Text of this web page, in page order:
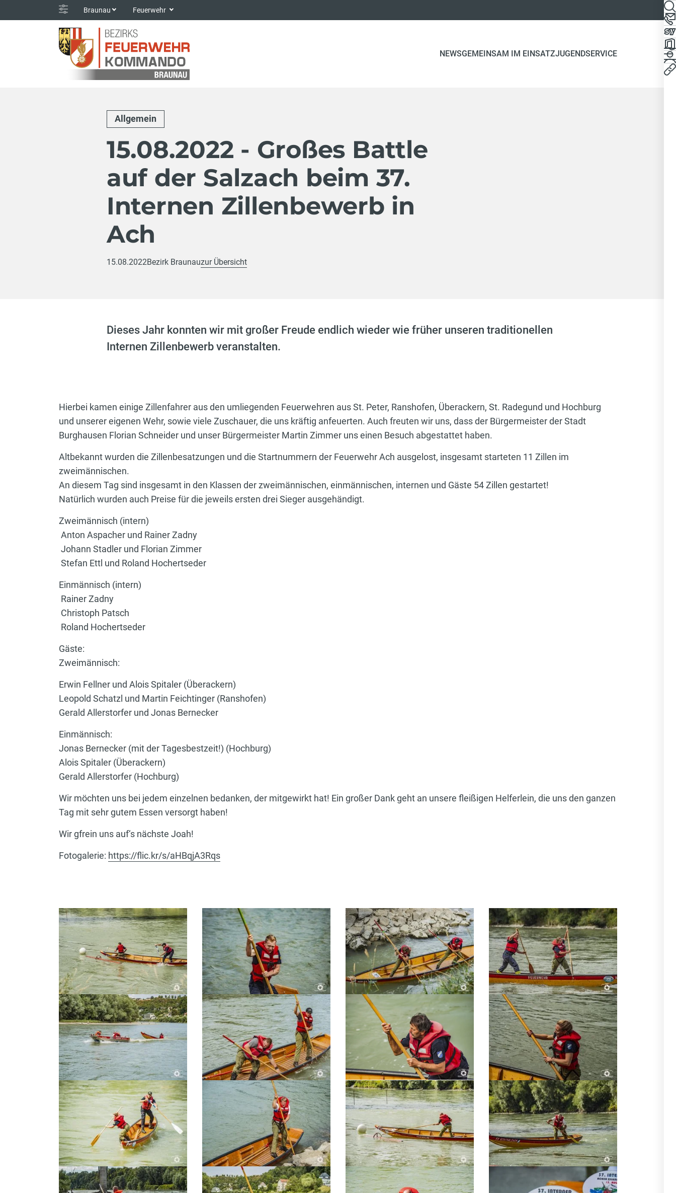
Braunau Feuerwehr
NEWSGEMEINSAM IM EINSATZJUGENDSERVICE
Allgemein
15.08.2022 - Großes Battle
auf der Salzach beim 37.
Internen Zillenbewerb in
Ach
15.08.2022Bezirk Braunauzur Übersicht
Dieses Jahr konnten wir mit großer Freude endlich wieder wie früher unseren traditionellen
Internen Zillenbewerb veranstalten.
Hierbei kamen einige Zillenfahrer aus den umliegenden Feuerwehren aus St. Peter, Ranshofen, Überackern, St. Radegund und Hochburg
und unserer eigenen Wehr, sowie viele Zuschauer, die uns kräftig anfeuerten. Auch freuten wir uns, dass der Bürgermeister der Stadt
Burghausen Florian Schneider und unser Bürgermeister Martin Zimmer uns einen Besuch abgestattet haben.
Altbekannt wurden die Zillenbesatzungen und die Startnummern der Feuerwehr Ach ausgelost, insgesamt starteten 11 Zillen im
zweimännischen.
An diesem Tag sind insgesamt in den Klassen der zweimännischen, einmännischen, internen und Gäste 54 Zillen gestartet!
Natürlich wurden auch Preise für die jeweils ersten drei Sieger ausgehändigt.
Zweimännisch (intern)
Anton Aspacher und Rainer Zadny
Johann Stadler und Florian Zimmer
Stefan Ettl und Roland Hochertseder
Einmännisch (intern)
Rainer Zadny
Christoph Patsch
Roland Hochertseder
Gäste:
Zweimännisch:
Erwin Fellner und Alois Spitaler (Überackern)
Leopold Schatzl und Martin Feichtinger (Ranshofen)
Gerald Allerstorfer und Jonas Bernecker
Einmännisch:
Jonas Bernecker (mit der Tagesbestzeit!) (Hochburg)
Alois Spitaler (Überackern)
Gerald Allerstorfer (Hochburg)
Wir möchten uns bei jedem einzelnen bedanken, der mitgewirkt hat! Ein großer Dank geht an unsere fleißigen Helferlein, die uns den ganzen
Tag mit sehr gutem Essen versorgt haben!
Wir gfrein uns auf‘s nächste Joah!
Fotogalerie: https://flic.kr/s/aHBqjA3Rqs